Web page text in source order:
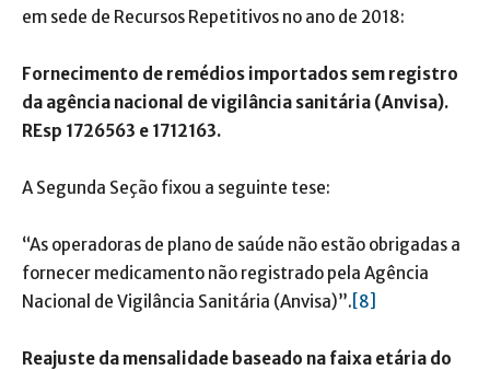
em sede de Recursos Repetitivos no ano de 2018:
Fornecimento de remédios importados sem registro
da agência nacional de vigilância sanitária (Anvisa).
REsp 1726563 e 1712163.
A Segunda Seção fixou a seguinte tese:
“As operadoras de plano de saúde não estão obrigadas a
fornecer medicamento não registrado pela Agência
Nacional de Vigilância Sanitária (Anvisa)”. [8]
Reajuste da mensalidade baseado na faixa etária do